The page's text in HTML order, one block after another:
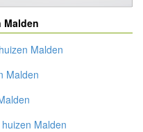
Malden
Malden
Malden
Malden